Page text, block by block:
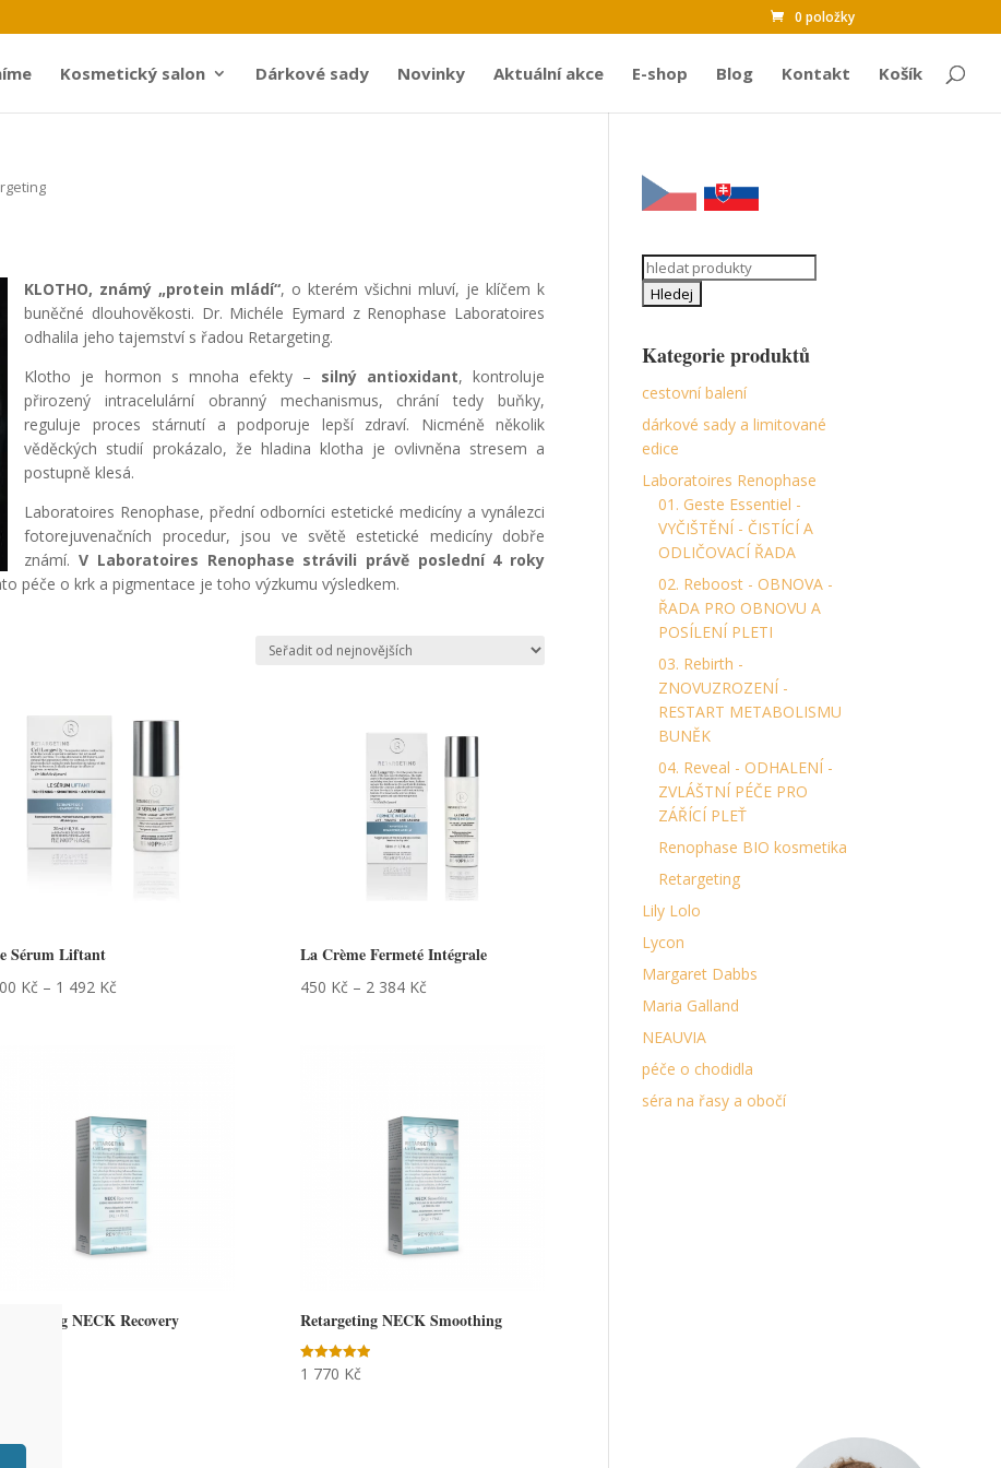
0 položky
Kosmetický salon Dárkové sady Novinky Aktuální akce E-shop Blog Kontakt Košík
KLOTHO, známý „protein mládí“, o kterém všichni mluví, je klíčem k
buněčné dlouhověkosti. Dr. Michéle Eymard z Renophase Laboratoires
odhalila jeho tajemství s řadou Retargeting.
Klotho je hormon s mnoha efekty – silný antioxidant, kontroluje
přirozený intracelulární obranný mechanismus, chrání tedy buňky,
reguluje proces stárnutí a podporuje lepší zdraví. Nicméně několik
věděckých studií prokázalo, že hladina klotha je ovlivněna stresem a
postupně klesá.
Laboratoires Renophase, přední odborníci estetické medicíny a vynálezci
fotorejuvenačních procedur, jsou ve světě estetické medicíny dobře
známí.V Laboratoires Renophase strávili právě poslední 4 roky
péče o krk a pigmentace je toho výzkumu výsledkem.
Sérum Liftant
Kč – 1 492 Kč
La Crème Fermeté Intégrale
450 Kč – 2 384 Kč
Retargeting NECK Recovery Retargeting NECK Smoothing
Hodnocení
5.00
1 770 Kč
Search
for:
Kategorie produktů
cestovní balení
dárkové sady a limitované
edice
Laboratoires Renophase
01. Geste Essentiel -
VYČIŠTĚNÍ - ČISTÍCÍ A
ODLIČOVACÍ ŘADA
02. Reboost - OBNOVA -
ŘADA PRO OBNOVU A
POSÍLENÍ PLETI
03. Rebirth -
ZNOVUZROZENÍ -
RESTART METABOLISMU
BUNĚK
04. Reveal - ODHALENÍ -
ZVLÁŠTNÍ PÉČE PRO
ZÁŘÍCÍ PLEŤ
Renophase BIO kosmetika
Retargeting
Lily Lolo
Lycon
Margaret Dabbs
Maria Galland
NEAUVIA
péče o chodidla
séra na řasy a obočí